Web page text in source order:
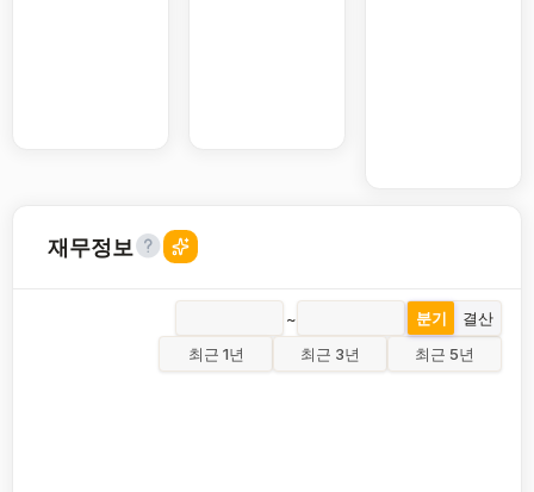
재무정보
~ 분기
결산
최근 1년
최근 3년 최근 5년